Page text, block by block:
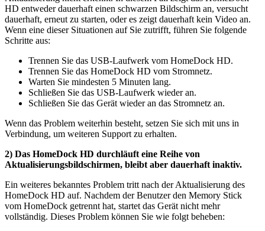
HD entweder dauerhaft einen schwarzen Bildschirm an, versucht
dauerhaft, erneut zu starten, oder es zeigt dauerhaft kein Video an.
Wenn eine dieser Situationen auf Sie zutrifft, führen Sie folgende
Schritte aus:
Trennen Sie das USB-Laufwerk vom HomeDock HD.
Trennen Sie das HomeDock HD vom Stromnetz.
Warten Sie mindesten 5 Minuten lang.
Schließen Sie das USB-Laufwerk wieder an.
Schließen Sie das Gerät wieder an das Stromnetz an.
Wenn das Problem weiterhin besteht, setzen Sie sich mit uns in
Verbindung, um weiteren Support zu erhalten.
2) Das HomeDock HD durchläuft eine Reihe von
Aktualisierungsbildschirmen, bleibt aber dauerhaft inaktiv.
Ein weiteres bekanntes Problem tritt nach der Aktualisierung des
HomeDock HD auf. Nachdem der Benutzer den Memory Stick
vom HomeDock getrennt hat, startet das Gerät nicht mehr
vollständig. Dieses Problem können Sie wie folgt beheben: